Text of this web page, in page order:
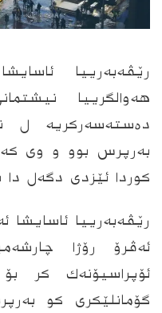
رێڤه‌به‌رییا
هەوالگرییا
ده‌سته‌سه‌ركریه‌ ل
بەرپرس بوو و وى
کوردا ئێزدى دگه‌ل دا
رێڤه‌به‌رییا ئاسایشا
ئەڤرۆ رۆژا
ئۆپراسیۆنه‌ك کر
گۆمانلێكرى كو